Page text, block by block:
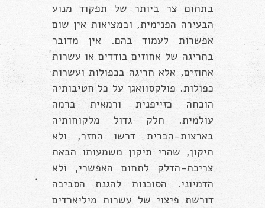
בתחום צר ביותר של תפקוד מנוע
הבעירה הפנימית, ובמציאות אין שום
אפשרות לעמוד בהם. אין מדובר
בחריגה של אחוזים בודדים או עשרות
אחוזים, אלא חריגה בכפולות ועשרות
כפולות. פולקסוואגן על כל חטיבותיה
הוכחה כזייפנית ורמאית ברמה
עולמית. חלק גדול מלקוחותיה
בארצות-הברית דרשו החזר, ולא
תיקון, שהרי תיקון משמעותו הבאת
צריכת-הדלק לתחום האפשרי, ולא
הדמיוני. הסוכנות להגנת הסביבה
דורשת פיצוי של עשרות מיליארדים